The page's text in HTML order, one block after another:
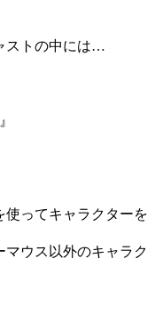
ストの中には…
使ってキャラクターを
ウス以外のキャラク